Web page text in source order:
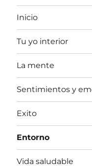
Inicio
Tu yo interior
La mente
Sentimientos y
Exito
Entorno
Vida saludable